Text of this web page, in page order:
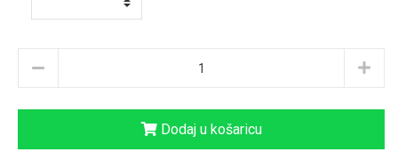
Dodaj u košaricu
Životinjsko carstvo